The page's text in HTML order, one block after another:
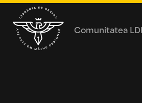
Comunitatea